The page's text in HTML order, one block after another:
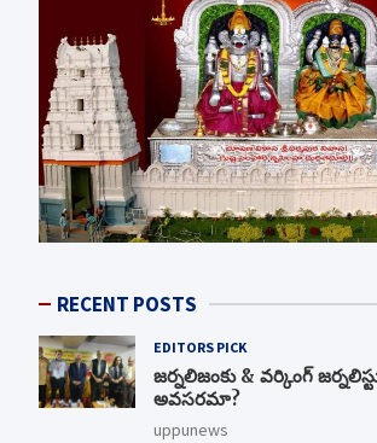
RECENT POSTS
EDITORS PICK
జర్నలిజంకు & వర్కింగ్
అవసరమా?
uppunews